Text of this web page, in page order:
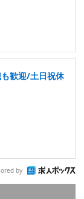
歓迎/土日祝休
by